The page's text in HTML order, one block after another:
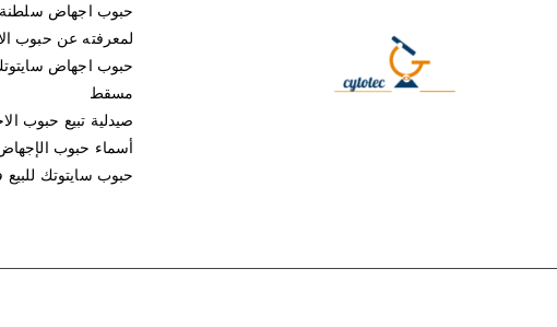
حبوب اجهاض سلطنة
لمعرفته عن حبوب
حبوب اجهاض
مسقط
صيدلية تبيع حبوب
أسماء حبوب الإجهاض وأهم 3
حبوب سايتوتك للبيع